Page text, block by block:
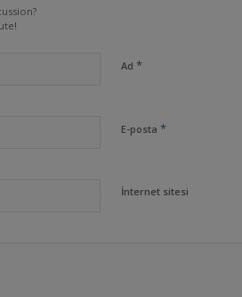
Ad *
E-posta *
İnternet sitesi